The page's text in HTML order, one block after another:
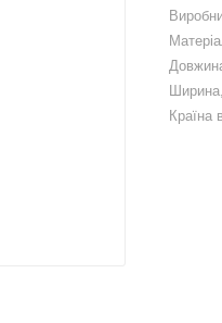
Країна